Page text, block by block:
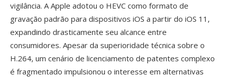
vigilância. A Apple adotou o HEVC como formato de
gravação padrão para dispositivos iOS a partir do iOS 11,
expandindo drasticamente seu alcance entre
consumidores. Apesar da superioridade técnica sobre o
H.264, um cenário de licenciamento de patentes complexo
é fragmentado impulsionou o interesse em alternativas